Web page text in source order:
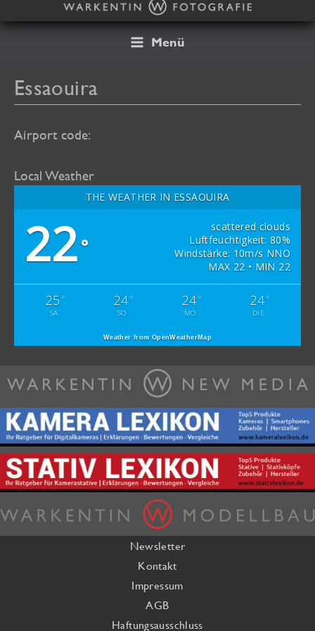
Inhalt
Menü
Essaouira
Airport code:
Local Weather
THE WEATHER IN ESSAOUIRA
22°
scattered clouds
Luftfeuchtigkeit: 80%
Windstärke: 10m/s NNO
MAX 22 • MIN 22
25 °
SA
24°
SO
24°
MO
24°
DIE
Weather from OpenWeatherMap
Newsletter
Kontakt
Impressum
AGB
Haftungsausschluss